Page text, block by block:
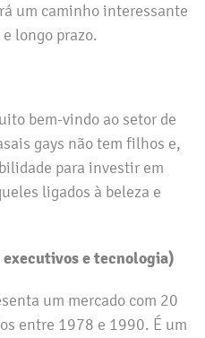
um caminho interessante
longo prazo.
bem-vindo ao setor de
gays não tem filhos e,
para investir em
ligados à beleza e
executivos e tecnologia)
um mercado com 20
entre 1978 e 1990. É um